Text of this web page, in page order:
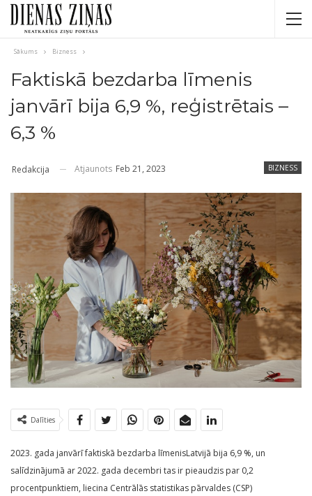
Sākums Bizness
Faktiskā bezdarba līmenis
janvārī bija 6,9 %, reģistrētais –
6,3 %
BIZNESS
Redakcija Atjaunots Feb 21, 2023
Dalīties
2023. gada janvārī faktiskā bezdarba līmenisLatvijā bija 6,9 %, un
salīdzinājumā ar 2022. gada decembri tas ir pieaudzis par 0,2
procentpunktiem, liecina Centrālās statistikas pārvaldes (CSP)